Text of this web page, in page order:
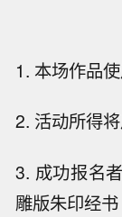
1. 本场作品
2. 活动所得
3. 成功报名
雕版朱印经书